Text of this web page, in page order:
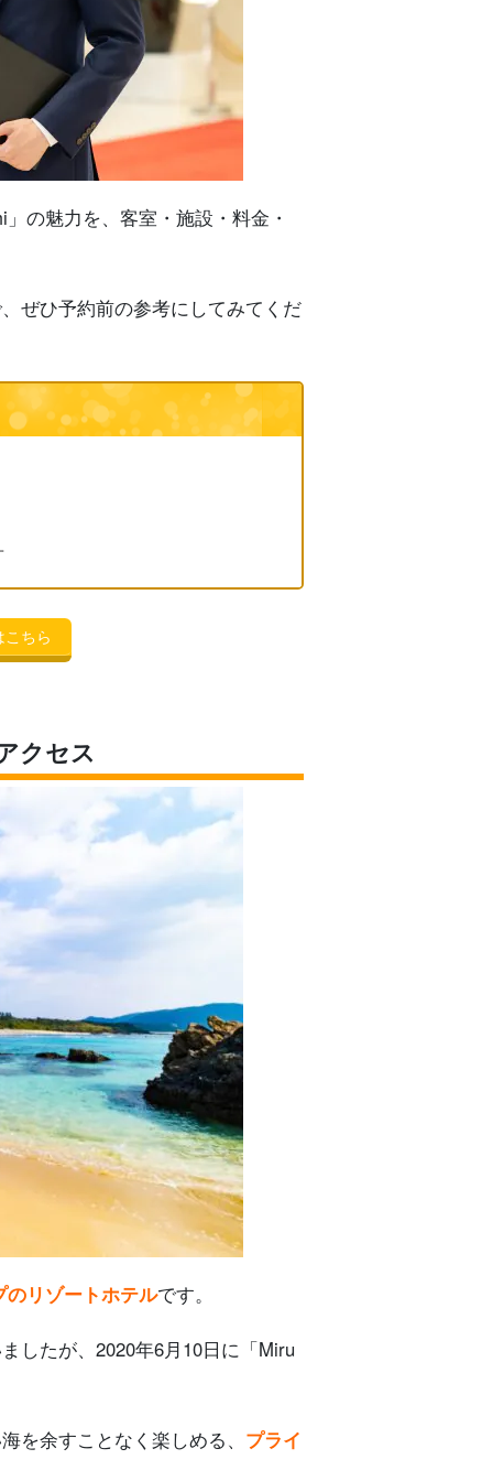
の魅力を、客室・施設・料金・
ぜひ予約前の参考にしてみてくだ
ちら
クセス
のリゾートホテルです。
したが、2020年6月10日に「Miru
を余すことなく楽しめる、 プライ